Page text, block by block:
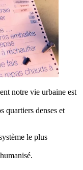
notre vie urbaine est
quartiers denses et
le plus